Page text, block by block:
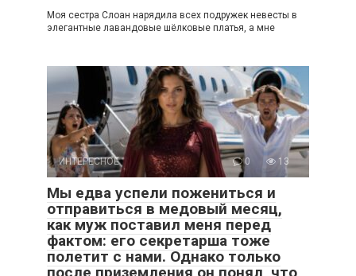
Моя сестра Слоан нарядила всех подружек невесты в
элегантные лавандовые шёлковые платья, а мне
ИНТЕРЕСНОЕ 0 13
Мы едва успели пожениться и
отправиться в медовый месяц,
как муж поставил меня перед
фактом: его секретарша тоже
полетит с нами. Однако только